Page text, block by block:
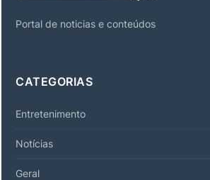
Portal de noticias e conteúdos
CATEGORIAS
Entretenimento
Notícias
Geral